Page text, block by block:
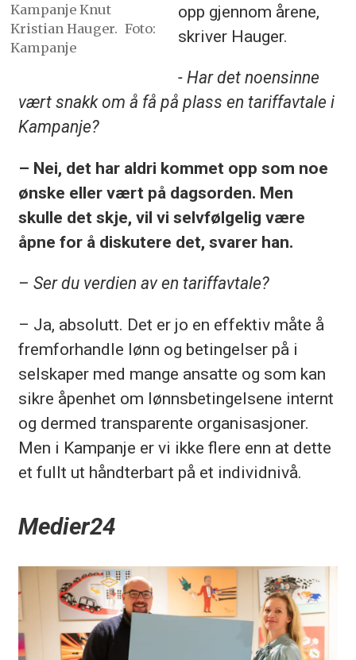
Kampanje Knut
Kristian Hauger. Foto:
Kampanje
opp gjennom årene,
skriver Hauger.
- Har det noensinne
vært snakk om å få på plass en tariffavtale i
Kampanje?
– Nei, det har aldri kommet opp som noe
ønske eller vært på dagsorden. Men
skulle det skje, vil vi selvfølgelig være
åpne for å diskutere det, svarer han.
– Ser du verdien av en tariffavtale?
– Ja, absolutt. Det er jo en effektiv måte å
fremforhandle lønn og betingelser på i
selskaper med mange ansatte og som kan
sikre åpenhet om lønnsbetingelsene internt
og dermed transparente organisasjoner.
Men i Kampanje er vi ikke flere enn at dette
et fullt ut håndterbart på et individnivå.
Medier24